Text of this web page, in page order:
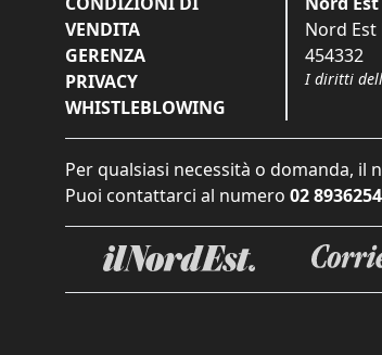
VENDITA
GERENZA
PRIVACY
WHISTLEBLOWING
Nord Est
454332
I diritti
Per qualsiasi necessità o domanda, il
Puoi contattarci al numero 02